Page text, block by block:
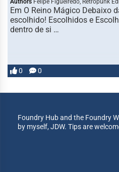
Authors Felipe Figueiredo, Retropunk
Em O Reino Mágico Debaixo
escolhido! Escolhidos e
dentro de si …
0 0
Foundry Hub and the Foundry
by myself, JDW. Tips are